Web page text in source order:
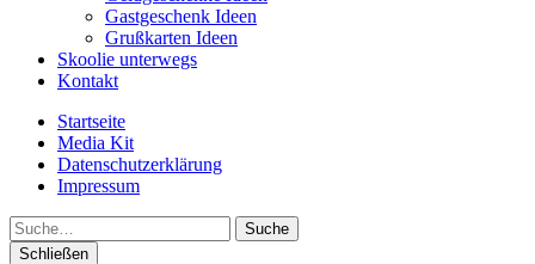
Gastgeschenk Ideen
Grußkarten Ideen
Skoolie unterwegs
Kontakt
Startseite
Media Kit
Datenschutzerklärung
Impressum
Suche
Schließen